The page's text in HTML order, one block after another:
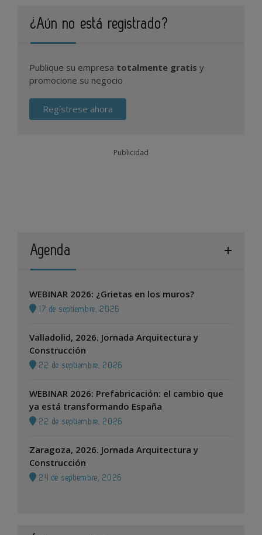
¿Aún no está registrado?
Publique su empresa totalmente gratis y
promocione su negocio
Regístrese ahora
Publicidad
Agenda
WEBINAR 2026: ¿Grietas en los muros?
17 de septiembre, 2026
Valladolid, 2026. Jornada Arquitectura y
Construcción
22 de septiembre, 2026
WEBINAR 2026: Prefabricación: el cambio que
ya está transformando España
22 de septiembre, 2026
Zaragoza, 2026. Jornada Arquitectura y
Construcción
24 de septiembre, 2026